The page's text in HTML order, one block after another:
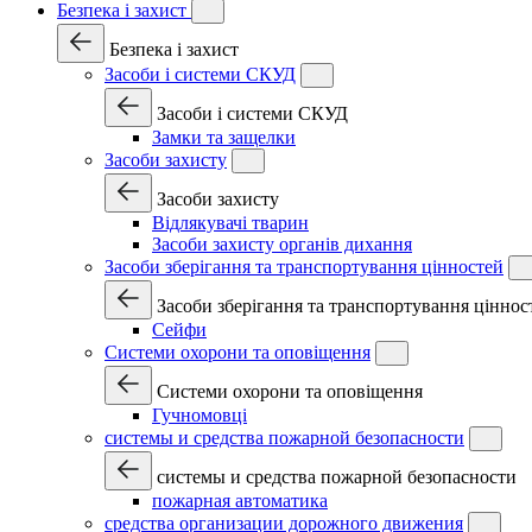
Безпека і захист
Безпека і захист
Засоби і системи СКУД
Засоби і системи СКУД
Замки та защелки
Засоби захисту
Засоби захисту
Відлякувачі тварин
Засоби захисту органів дихання
Засоби зберігання та транспортування цінностей
Засоби зберігання та транспортування
Сейфи
Системи охорони та оповіщення
Системи охорони та оповіщення
Гучномовці
системы и средства пожарной безопасности
системы и средства пожарной безопасности
пожарная автоматика
средства организации дорожного движения